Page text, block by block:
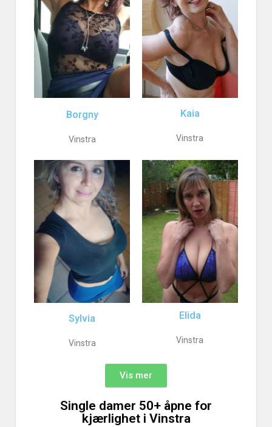
Borgny
Vinstra
Kaia
Vinstra
Sylvia
Vinstra
Elida
Vinstra
Vis mer
Single damer 50+ åpne for
kjærlighet i Vinstra